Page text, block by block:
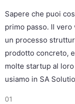
Sapere che puoi
primo passo. Il vero
un processo
prodotto concreto,
molte startup al
usiamo in SA
01